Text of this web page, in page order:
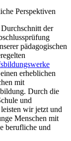
Perspektiven
der
pädagogischen
erheblichen
mit
Durch die
und
wir jetzt und
Menschen mit
berufliche und